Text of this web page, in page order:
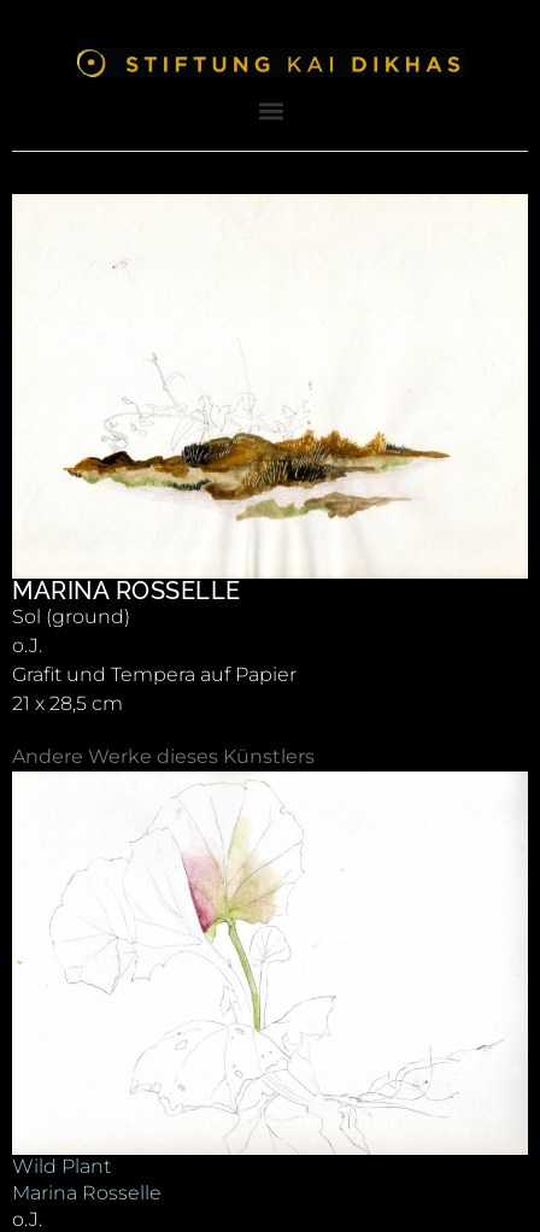
MARINA ROSSELLE
Sol (ground)
o.J.
Grafit und Tempera auf Papier
21 x 28,5 cm
Andere Werke dieses Künstlers
Wild Plant
Marina Rosselle
o.J.